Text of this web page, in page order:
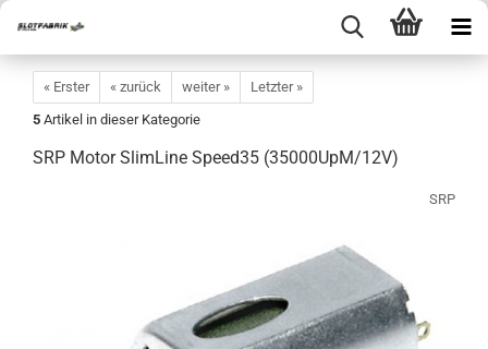
« Erster « zurück weiter »
Letzter »
5 Artikel in dieser Kategorie
SRP Motor SlimLine Speed35 (35000UpM/12V)
SRP